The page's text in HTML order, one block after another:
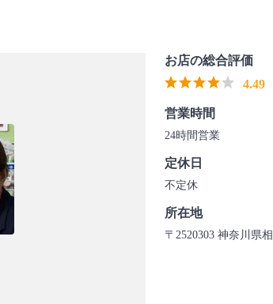
お店の総合評価
4.49
営業時間
24時間営業
定休日
不定休
所在地
〒2520303 神奈川県